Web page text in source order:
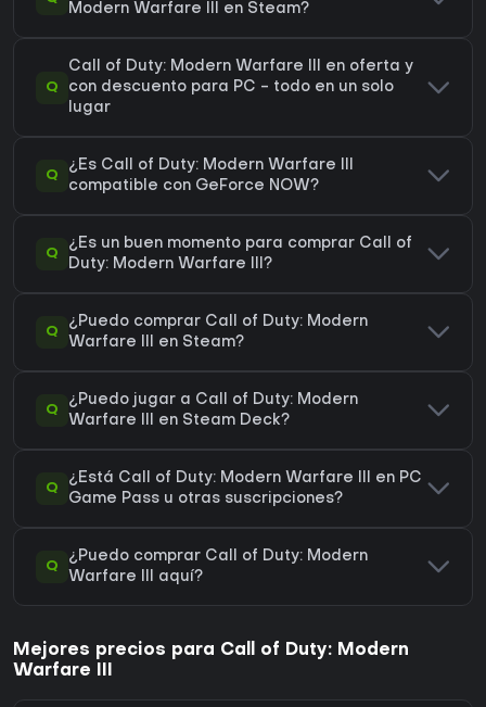
Modern Warfare III en Steam?
Q
Call of Duty: Modern Warfare III en oferta y
con descuento para PC - todo en un solo
lugar
Q
¿Es Call of Duty: Modern Warfare III
compatible con GeForce NOW?
Q
¿Es un buen momento para comprar Call of
Duty: Modern Warfare III?
Q
¿Puedo comprar Call of Duty: Modern
Warfare III en Steam?
Q
¿Puedo jugar a Call of Duty: Modern
Warfare III en Steam Deck?
Q
¿Está Call of Duty: Modern Warfare III en PC
Game Pass u otras suscripciones?
Q
¿Puedo comprar Call of Duty: Modern
Warfare III aquí?
Mejores precios para Call of Duty: Modern
Warfare III